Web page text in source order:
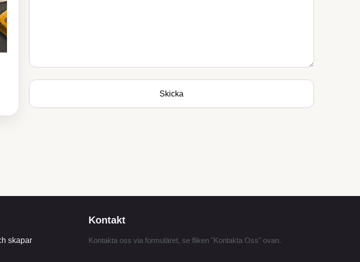
skapar
Kontakt
Kontakta oss via formuläret, se fliken "Kontakta Oss" ovan.